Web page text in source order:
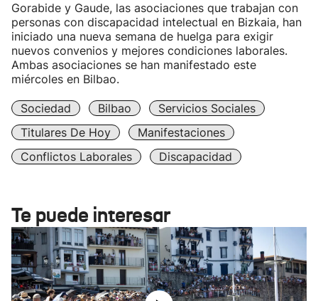
Gorabide y Gaude, las asociaciones que trabajan con
personas con discapacidad intelectual en Bizkaia, han
iniciado una nueva semana de huelga para exigir
nuevos convenios y mejores condiciones laborales.
Ambas asociaciones se han manifestado este
miércoles en Bilbao.
Sociedad Bilbao
Servicios Sociales
Titulares De Hoy
Manifestaciones
Conflictos Laborales
Discapacidad
Te puede interesar